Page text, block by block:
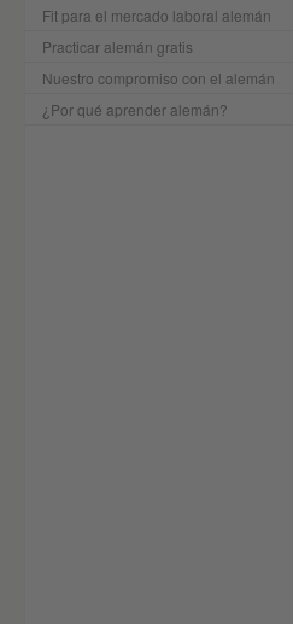
Fit para el mercado laboral alemán
Practicar alemán gratis
Nuestro compromiso con el alemán
¿Por qué aprender alemán?